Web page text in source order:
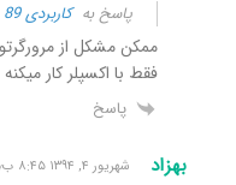
پاسخ بهکاربردی 89
ممکن مشکل از
فقط با اکسپلر کار میکنه
پاسخ
بهزاد شهریور ۴, ۱۳۹۴ ۸:۴۵ ب٫ظ